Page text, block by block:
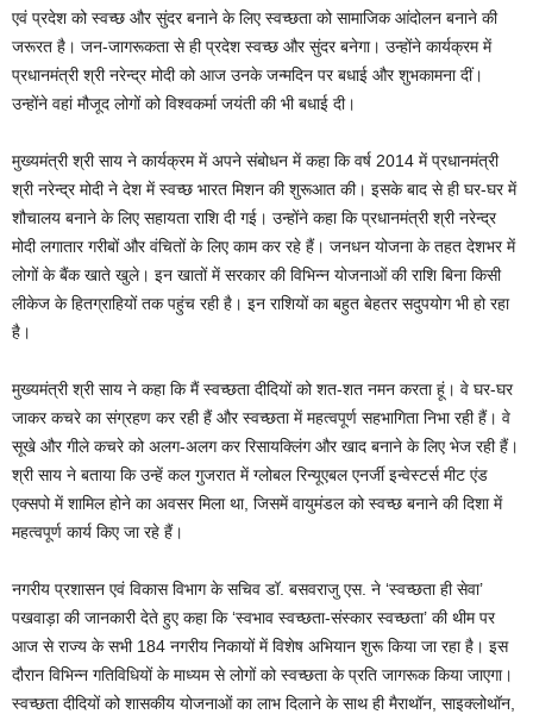
एवं प्रदेश को स्वच्छ और सुंदर बनाने के लिए स्वच्छता को सामाजिक आंदोलन बनाने की
जरूरत है। जन-जागरूकता से ही प्रदेश स्वच्छ और सुंदर बनेगा। उन्होंने कार्यक्रम में
प्रधानमंत्री श्री नरेन्द्र मोदी को आज उनके जन्मदिन पर बधाई और शुभकामना दीं।
उन्होंने वहां मौजूद लोगों को विश्वकर्मा जयंती की भी बधाई दी।
मुख्यमंत्री श्री साय ने कार्यक्रम में अपने संबोधन में कहा कि वर्ष 2014 में प्रधानमंत्री
श्री नरेन्द्र मोदी ने देश में स्वच्छ भारत मिशन की शुरूआत की। इसके बाद से ही घर-घर में
शौचालय बनाने के लिए सहायता राशि दी गई। उन्होंने कहा कि प्रधानमंत्री श्री नरेन्द्र
मोदी लगातार गरीबों और वंचितों के लिए काम कर रहे हैं। जनधन योजना के तहत देशभर में
लोगों के बैंक खाते खुले। इन खातों में सरकार की विभिन्न योजनाओं की राशि बिना किसी
लीकेज के हितग्राहियों तक पहुंच रही है। इन राशियों का बहुत बेहतर सदुपयोग भी हो रहा
है।
मुख्यमंत्री श्री साय ने कहा कि मैं स्वच्छता दीदियों को शत-शत नमन करता हूं। वे घर-घर
जाकर कचरे का संग्रहण कर रही हैं और स्वच्छता में महत्वपूर्ण सहभागिता निभा रही हैं। वे
सूखे और गीले कचरे को अलग-अलग कर रिसायक्लिंग और खाद बनाने के लिए भेज रही हैं।
श्री साय ने बताया कि उन्हें कल गुजरात में ग्लोबल रिन्यूएबल एनर्जी इन्वेस्टर्स मीट एंड
एक्सपो में शामिल होने का अवसर मिला था, जिसमें वायुमंडल को स्वच्छ बनाने की दिशा में
महत्वपूर्ण कार्य किए जा रहे हैं।
नगरीय प्रशासन एवं विकास विभाग के सचिव डॉ. बसवराजु एस. ने ‘स्वच्छता ही सेवा’
पखवाड़ा की जानकारी देते हुए कहा कि ‘स्वभाव स्वच्छता-संस्कार स्वच्छता’ की थीम पर
आज से राज्य के सभी 184 नगरीय निकायों में विशेष अभियान शुरू किया जा रहा है। इस
दौरान विभिन्न गतिविधियों के माध्यम से लोगों को स्वच्छता के प्रति जागरूक किया जाएगा।
स्वच्छता दीदियों को शासकीय योजनाओं का लाभ दिलाने के साथ ही मैराथॉन, साइक्लोथॉन,